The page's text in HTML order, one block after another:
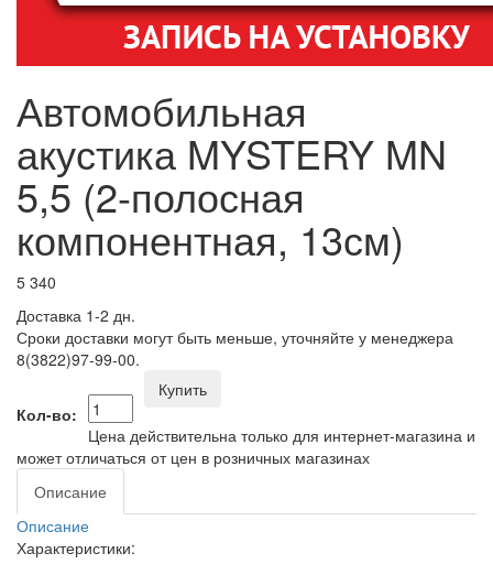
Автомобильная
акустика MYSTERY MN
5,5 (2-полосная
компонентная, 13см)
5 340
Доставка 1-2 дн.
Сроки доставки могут быть меньше, уточняйте у менеджера
8(3822)97-99-00.
Кол-во:
Купить
Цена действительна только для интернет-магазина и
может отличаться от цен в розничных магазинах
Описание
Описание
Характеристики: